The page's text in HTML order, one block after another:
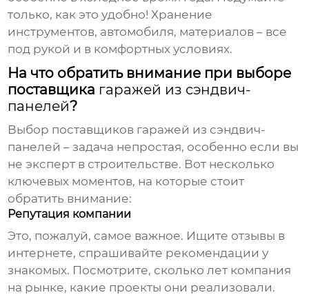
только, как это удобно! Хранение
инструментов, автомобиля, материалов – все
под рукой и в комфортных условиях.
На что обратить внимание при выборе
поставщика гаражей из сэндвич-
панелей?
Выбор поставщиков гаражей из сэндвич-
панелей – задача непростая, особенно если вы
не эксперт в строительстве. Вот несколько
ключевых моментов, на которые стоит
обратить внимание:
Репутация компании
Это, пожалуй, самое важное. Ищите отзывы в
интернете, спрашивайте рекомендации у
знакомых. Посмотрите, сколько лет компания
на рынке, какие проекты они реализовали.